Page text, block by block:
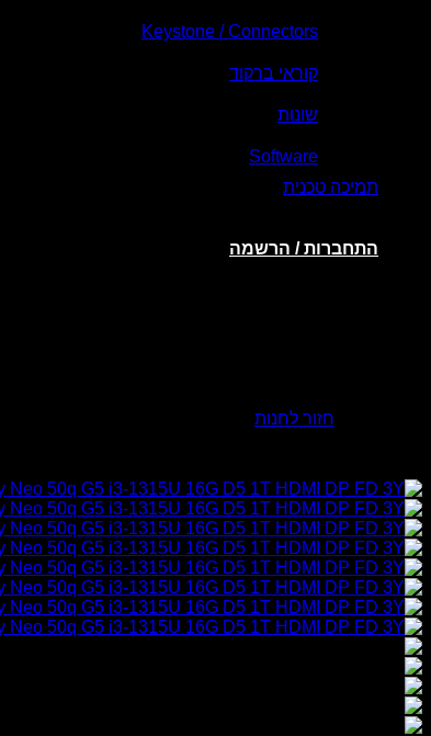
Keystone / Connectors
קוראי ברקוד
שונות
Software
תמיכה טכנית
התחברות / הרשמה
חזור לחנות